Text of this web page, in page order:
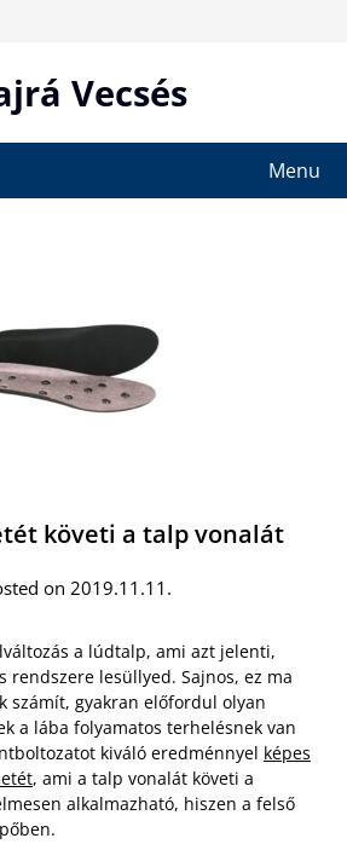
Vecsés
Menu
követi a talp vonalát
on 2019.11.11.
a lúdtalp, ami azt jelenti,
rendszere lesüllyed. Sajnos, ez ma
számít, gyakran előfordul olyan
a lába folyamatos terhelésnek van
kiváló eredménnyel képes
, ami a talp vonalát követi a
alkalmazható, hiszen a felső